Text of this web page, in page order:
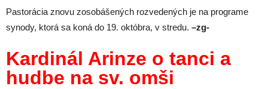
Pastorácia znovu zosobášených rozvedených je na programe
synody, ktorá sa koná do 19. októbra, v stredu. –zg-
Kardinál Arinze o tanci a
hudbe na sv. omši